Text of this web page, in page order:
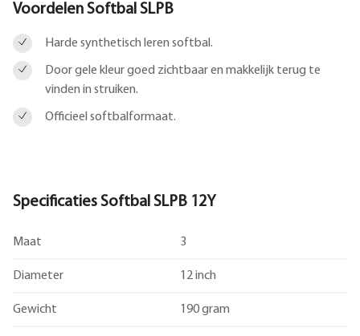
Voordelen Softbal SLPB
Harde synthetisch leren softbal.
Door gele kleur goed zichtbaar en makkelijk terug te
vinden in struiken.
Officieel softbalformaat.
Specificaties Softbal SLPB 12Y
Maat 3
Diameter 12 inch
Gewicht 190 gram